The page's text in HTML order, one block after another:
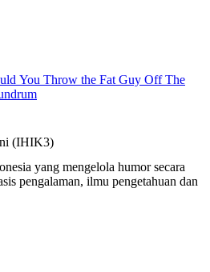
You Throw the Fat Guy Off The
(IHIK3)
yang mengelola humor secara
pengalaman, ilmu pengetahuan dan